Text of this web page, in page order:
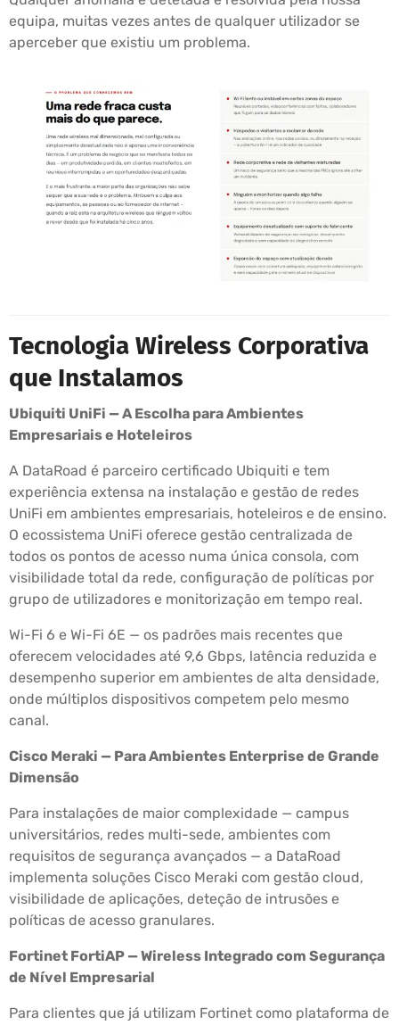
equipa, muitas vezes antes de qualquer utilizador se
aperceber que existiu um problema.
Tecnologia Wireless Corporativa
que Instalamos
Ubiquiti UniFi — A Escolha para Ambientes
Empresariais e Hoteleiros
A DataRoad é parceiro certificado Ubiquiti e tem
experiência extensa na instalação e gestão de redes
UniFi em ambientes empresariais, hoteleiros e de ensino.
O ecossistema UniFi oferece gestão centralizada de
todos os pontos de acesso numa única consola, com
visibilidade total da rede, configuração de políticas por
grupo de utilizadores e monitorização em tempo real.
Wi-Fi 6 e Wi-Fi 6E — os padrões mais recentes que
oferecem velocidades até 9,6 Gbps, latência reduzida e
desempenho superior em ambientes de alta densidade,
onde múltiplos dispositivos competem pelo mesmo
canal.
Cisco Meraki — Para Ambientes Enterprise de Grande
Dimensão
Para instalações de maior complexidade — campus
universitários, redes multi-sede, ambientes com
requisitos de segurança avançados — a DataRoad
implementa soluções Cisco Meraki com gestão cloud,
visibilidade de aplicações, deteção de intrusões e
políticas de acesso granulares.
Fortinet FortiAP — Wireless Integrado com Segurança
de Nível Empresarial
Para clientes que já utilizam Fortinet como plataforma de